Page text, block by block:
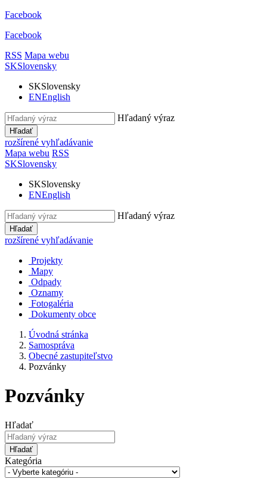
Facebook
Facebook
RSS Mapa webu
SKSlovensky
SKSlovensky
ENEnglish
Hľadaný výraz
Hľadať
rozšírené vyhľadávanie
Mapa webu RSS
SKSlovensky
SKSlovensky
ENEnglish
Hľadaný výraz
Hľadať
rozšírené vyhľadávanie
Projekty
Mapy
Odpady
Oznamy
Fotogaléria
Dokumenty obce
Úvodná stránka
Samospráva
Obecné zastupiteľstvo
Pozvánky
Pozvánky
Hľadať
Hľadať
Kategória